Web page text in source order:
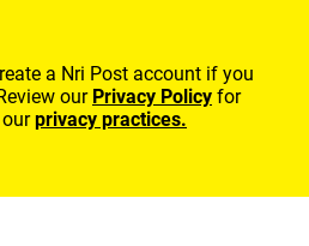
a Nri Post account if you
our Privacy Policy for
privacy practices.